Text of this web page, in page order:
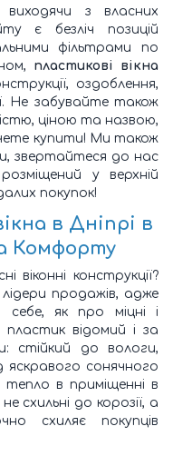
з власних
є безліч позицій
фільтрами по
пластикові вікна
оздоблення,
Не забувайте також
ціною та назвою,
купити! Ми також
звертайтеся до нас
у верхній
покупок!
в Дніпрі в
Комфорту
конструкції?
продажів, адже
як про міцні і
відомий і за
стійкий до вологи,
яскравого сонячного
тепло в приміщенні в
схильні до корозії, а
схиляє покупців